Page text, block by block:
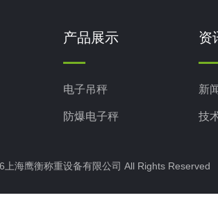
产品展示
电子吊秤
防爆电子秤
电子汽车衡
电子天平
资
新
技
上海鹰衡称重设备有限公司 All Rights